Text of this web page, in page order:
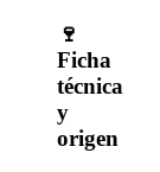
🍷
Ficha
técnica
y
origen